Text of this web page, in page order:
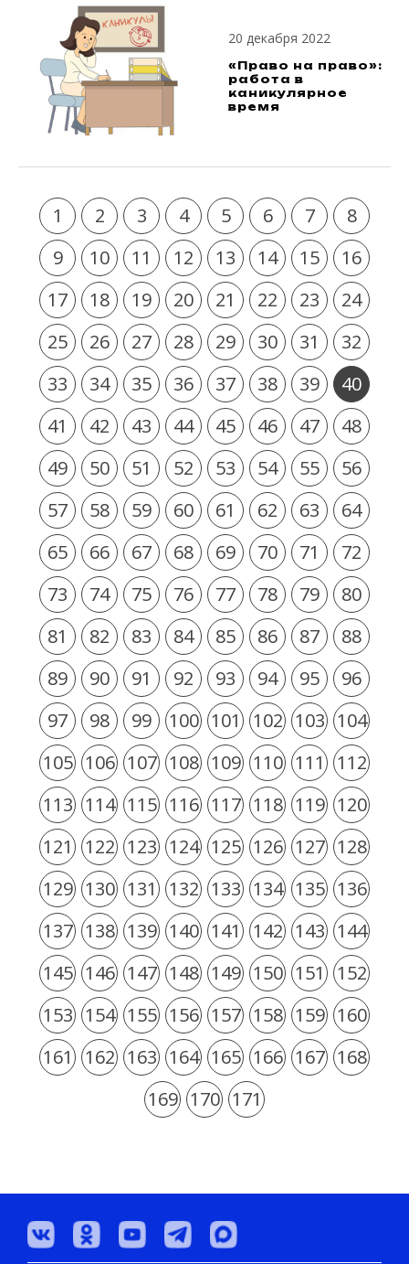
20 декабря 2022
«Право на право»:
работа в
каникулярное
время
1 2 3 4 5 6 7
8
9
10 11 12 13 14 15
16
17
18 19 20 21 22 23
24
25
26 27 28 29 30 31
32
33
34 35 36 37 38 39
40
41
42 43 44 45 46 47
48
49
50 51 52 53 54 55
56
57
58 59 60 61 62 63
64
65
66 67 68 69 70 71
72
73
74 75 76 77 78 79
80
81
82 83 84 85 86 87
88
89
90 91 92 93 94 95
96
97
98 99 100 101 102 103 104
105 106 107 108 109 110 111 112
113 114 115 116 117 118 119 120
121 122 123 124 125 126 127 128
129 130 131 132 133 134 135 136
137 138 139 140 141 142 143 144
145 146 147 148 149 150 151 152
153 154 155 156 157 158 159 160
161 162 163 164 165 166 167 168
169 170 171